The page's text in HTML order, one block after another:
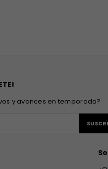
y avances en temporada?